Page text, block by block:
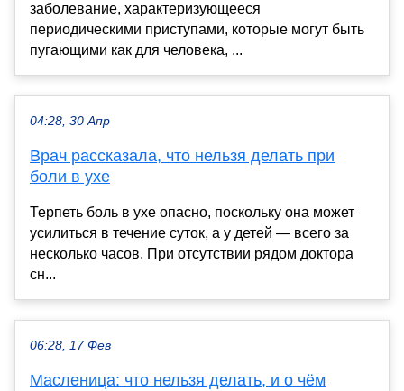
заболевание, характеризующееся
периодическими приступами, которые могут быть
пугающими как для человека, ...
04:28, 30 Апр
Врач рассказала, что нельзя делать при
боли в ухе
Терпеть боль в ухе опасно, поскольку она может
усилиться в течение суток, а у детей — всего за
несколько часов. При отсутствии рядом доктора
сн...
06:28, 17 Фев
Масленица: что нельзя делать, и о чём